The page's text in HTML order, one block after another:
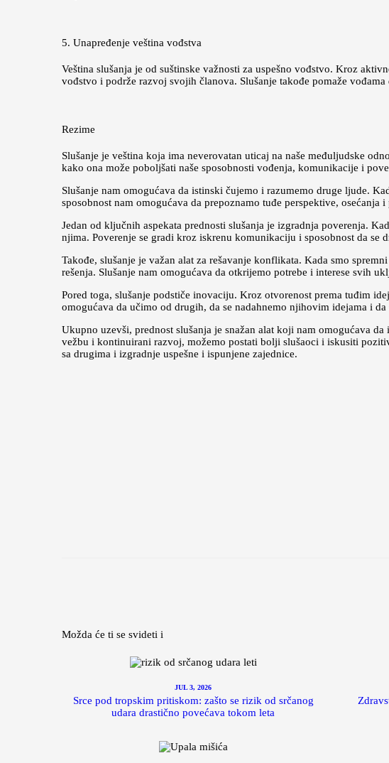
5. Unapređenje veština vođstva
Veština slušanja je od suštinske važnosti za uspešno vođstvo. Kroz
vođstvo i podrže razvoj svojih članova. Slušanje takođe pomaže
Rezime
Slušanje je veština koja ima neverovatan uticaj na naše međuljudske
kako ona može poboljšati naše sposobnosti vođenja, komunikacije i
Slušanje nam omogućava da istinski čujemo i razumemo druge ljude.
sposobnost nam omogućava da prepoznamo tuđe perspektive,
Jedan od ključnih aspekata prednosti slušanja je izgradnja poverenja.
njima. Poverenje se gradi kroz iskrenu komunikaciju i sposobnost da
Takođe, slušanje je važan alat za rešavanje konflikata. Kada smo
rešenja. Slušanje nam omogućava da otkrijemo potrebe i interese svih
Pored toga, slušanje podstiče inovaciju. Kroz otvorenost prema tuđim
omogućava da učimo od drugih, da se nadahnemo njihovim idejama i
Ukupno uzevši, prednost slušanja je snažan alat koji nam omogućava
vežbu i kontinuirani razvoj, možemo postati bolji slušaoci i iskusiti
sa drugima i izgradnje uspešne i ispunjene zajednice.
Možda će ti se svideti i
JUL 3, 2026
Srce pod tropskim pritiskom: zašto se rizik od srčanog
udara drastično povećava tokom leta